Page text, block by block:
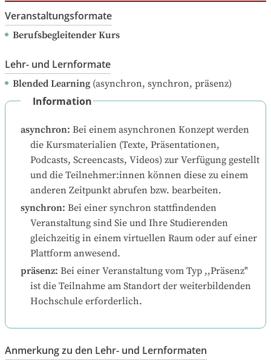
Veranstaltungsformate
Berufsbegleitender Kurs
Lehr- und Lernformate
Blended Learning(asynchron, synchron, präsenz)
Information
asynchron: Bei einem asynchronen Konzept werden
die Kursmaterialien (Texte, Präsentationen,
Podcasts, Screencasts, Videos) zur Verfügung gestellt
und die Teilnehmer:innen können diese zu einem
anderen Zeitpunkt abrufen bzw. bearbeiten.
synchron: Bei einer synchron stattfindenden
Veranstaltung sind Sie und Ihre Studierenden
gleichzeitig in einem virtuellen Raum oder auf einer
Plattform anwesend.
präsenz: Bei einer Veranstaltung vom Typ ,,Präsenz"
ist die Teilnahme am Standort der weiterbildenden
Hochschule erforderlich.
Anmerkung zu den Lehr- und Lernformaten